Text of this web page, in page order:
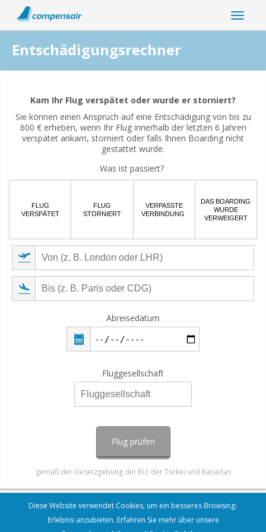
Entschädigungsrechner
zusammen?
Ja Nein
Kam Ihr Flug verspätet oder wurde er storniert?
Sie können einen Anspruch auf eine Entschädigung von bis zu
600 € erheben, wenn Ihr Flug innerhalb der letzten 6 Jahren
verspätet ankam, storniert oder falls Ihnen Boarding nicht
gestattet wurde.
Was ist passiert?
FLUG
VERSPÄTET
FLUG
STORNIERT
VERPASSTE
VERBINDUNG
DAS BOARDING
WURDE
VERWEIGERT
Abreisedatum
Fluggesellschaft
Flug prüfen
gemäß der Gesetzgebung der EU, der Türkei und Kanadas
Diese Website verwendet Cookies, um ein besseres Browsing-
Erlebnis anzubieten. Erfahren Sie mehr über unsere